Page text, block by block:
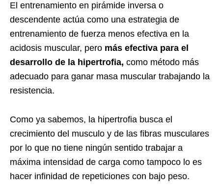
El entrenamiento en pirámide inversa o
descendente actúa como una estrategia de
entrenamiento de fuerza menos efectiva en la
acidosis muscular, pero más efectiva para el
desarrollo de la hipertrofia, como método más
adecuado para ganar masa muscular trabajando la
resistencia.
Como ya sabemos, la hipertrofia busca el
crecimiento del musculo y de las fibras musculares
por lo que no tiene ningún sentido trabajar a
máxima intensidad de carga como tampoco lo es
hacer infinidad de repeticiones con bajo peso.